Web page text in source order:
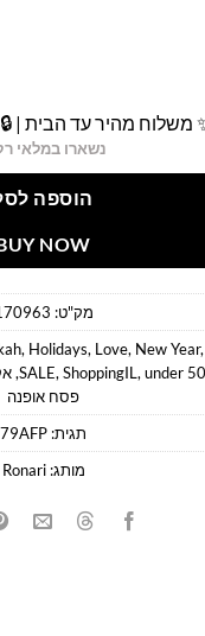
משלוח מהיר עד הבית |
נשארו במלאי רק
הוספה
NOW
מק"ט:
, Holidays, Love, New Year,
SALE,ShoppingIL,under
,
פסח אופנה
תגית: 79AFP
מותג:Ronari